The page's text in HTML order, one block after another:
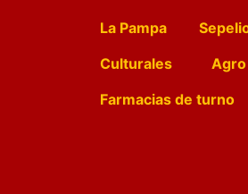
La Pampa
Culturales
Agro
Farmacias de turno